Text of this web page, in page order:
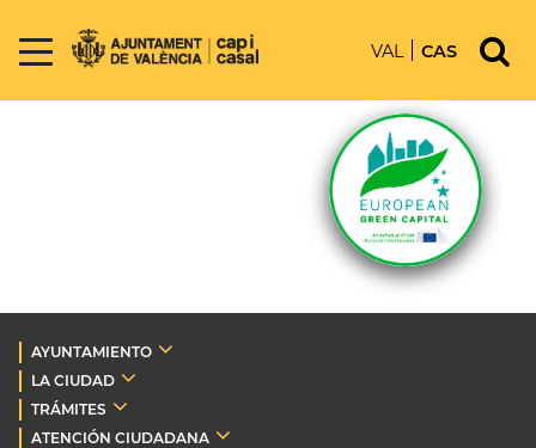
VAL CAS
AYUNTAMIENTO
LA CIUDAD
TRÁMITES
ATENCIÓN CIUDADANA